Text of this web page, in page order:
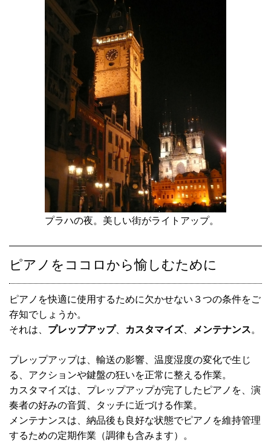
プラハの夜。美しい街がライトアップ。
ピアノをココロから愉しむために
ピアノを快適に使用するために欠かせない３つの条件をご
存知でしょうか。
それは、 プレップアップ、 カスタマイズ、 メンテナンス。
プレップアップは、輸送の影響、温度湿度の変化で生じ
る、アクションや鍵盤の狂いを正常に整える作業。
カスタマイズは、プレップアップが完了したピアノを、演
奏者の好みの音質、タッチに近づける作業。
メンテナンスは、納品後も良好な状態でピアノを維持管理
するための定期作業（調律も含みます）。